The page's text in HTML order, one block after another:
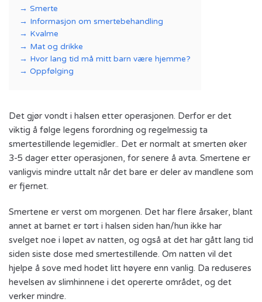
Smerte
Informasjon om smertebehandling
Kvalme
Mat og drikke
Hvor lang tid må mitt barn være hjemme?
Oppfølging
Det gjør vondt i halsen etter operasjonen. Derfor er det
viktig å følge legens forordning og regelmessig ta
smertestillende legemidler.. Det er normalt at smerten øker
3-5 dager etter operasjonen, for senere å avta. Smertene er
vanligvis mindre uttalt når det bare er deler av mandlene som
er fjernet.
Smertene er verst om morgenen. Det har flere årsaker, blant
annet at barnet er tørt i halsen siden han/hun ikke har
svelget noe i løpet av natten, og også at det har gått lang tid
siden siste dose med smertestillende. Om natten vil det
hjelpe å sove med hodet litt høyere enn vanlig. Da reduseres
hevelsen av slimhinnene i det opererte området, og det
verker mindre.